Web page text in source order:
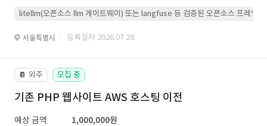
litellm(오픈소스 llm 게이트웨이) 또는 langfuse 등 검증된 오픈소스 프레임워
서울특별시 · 등록일자 2026.07.28.
📔 외주 모집 중
기존 PHP 웹사이트 AWS 호스팅 이전
예상 금액
1,000,000원